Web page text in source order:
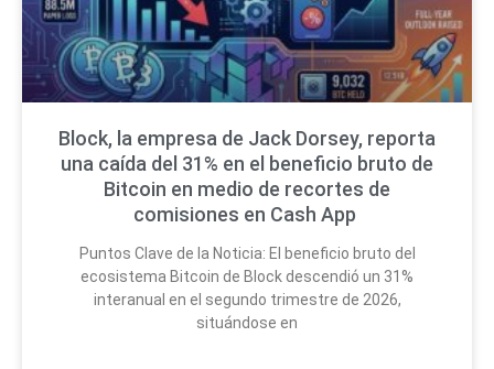
Block, la empresa de Jack Dorsey, reporta
una caída del 31% en el beneficio bruto de
Bitcoin en medio de recortes de
comisiones en Cash App
Puntos Clave de la Noticia: El beneficio bruto del
ecosistema Bitcoin de Block descendió un 31%
interanual en el segundo trimestre de 2026,
situándose en